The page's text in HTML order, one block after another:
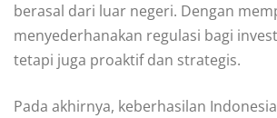
berasal dari luar negeri. Dengan
menyederhanakan regulasi bagi
tetapi juga proaktif dan strategis.
Pada akhirnya, keberhasilan